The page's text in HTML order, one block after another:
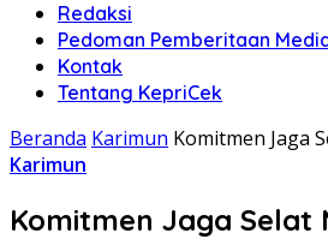
Redaksi
Pedoman Pemberitaan
Kontak
Tentang KepriCek
Beranda Karimun Komitmen Jaga
Karimun
Komitmen Jaga Selat